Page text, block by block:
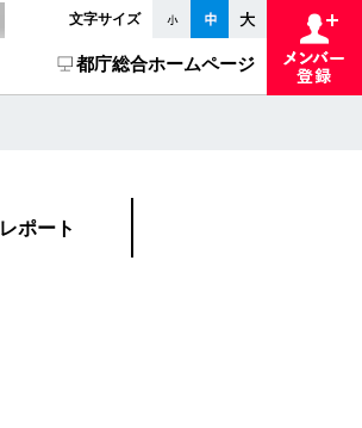
文字サイズ
都庁総合ホームページ
レポート